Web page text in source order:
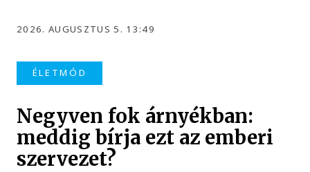
2026. AUGUSZTUS 5. 13:49
ÉLETMÓD
Negyven fok árnyékban:
meddig bírja ezt az emberi
szervezet?